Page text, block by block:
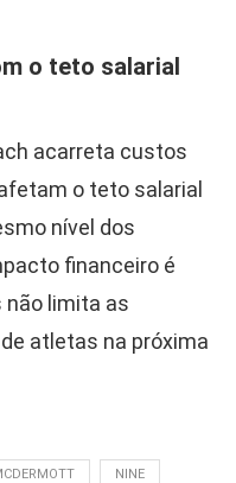
o teto salarial
acarreta custos
o teto salarial
nível dos
financeiro é
não limita as
atletas na próxima
NINE